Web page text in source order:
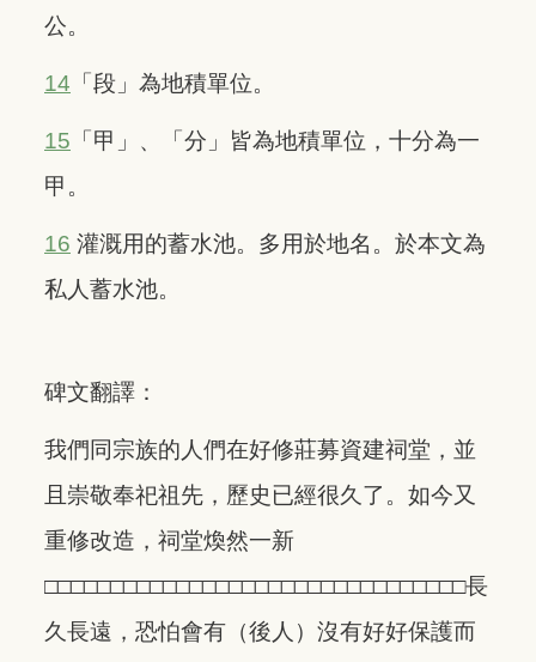
公。
14 「段」為地積單位。
15 「甲」、「分」皆為地積單位，十分為一
甲。
16 灌溉用的蓄水池。多用於地名。於本文為
私人蓄水池。
碑文翻譯：
我們同宗族的人們在好修莊募資建祠堂，並
且崇敬奉祀祖先，歷史已經很久了。如今又
重修改造，祠堂煥然一新
□□□□□□□□□□□□□□□□□□□□□□□□□□□□□□□□長
久長遠，恐怕會有（後人）沒有好好保護而